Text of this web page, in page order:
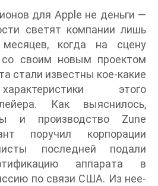
для Apple не деньги —
светят компании лишь
месяцев, когда на сцену
своим новым проектом
стали известны кое-какие
этого
Как выяснилось,
и производство Zune
поручил корпорации
последней подали
аппарата в
по связи США. Из нее-